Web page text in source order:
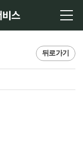
스
뒤로가기